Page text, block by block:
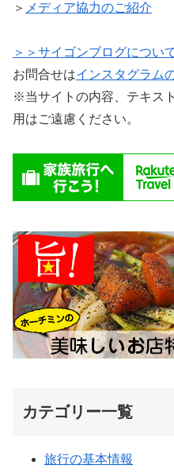
＞ メディア協力のご紹介
＞＞サイゴンブログについ
お問合せはインスタグラム
※当サイトの内容、テキス
用はご遠慮ください。
カテゴリー一覧
旅行の基本情報